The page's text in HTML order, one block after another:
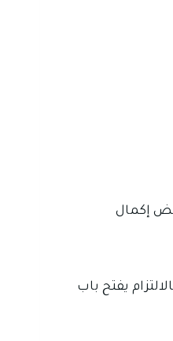
إكمال
يفتح باب